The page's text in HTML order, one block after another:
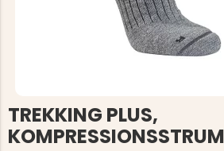
TREKKING PLUS,